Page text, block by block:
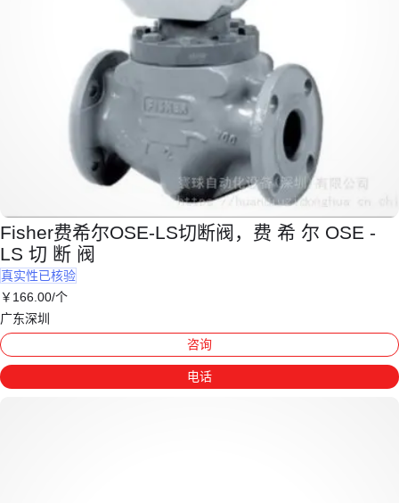
Fisher费希尔OSE-LS切断阀，费 希 尔 OSE -
LS 切 断 阀
真实性已核验
￥ 166 .00/个
广东深圳
咨询
电话